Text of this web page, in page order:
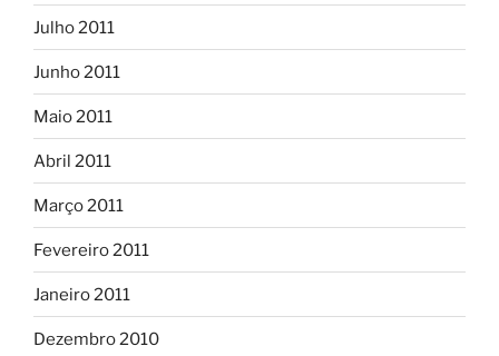
Julho 2011
Junho 2011
Maio 2011
Abril 2011
Março 2011
Fevereiro 2011
Janeiro 2011
Dezembro 2010